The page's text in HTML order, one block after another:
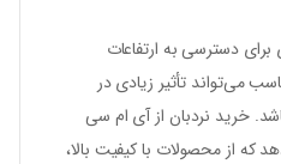
برای دسترسی به ارتفاعات
می‌تواند تأثیر زیادی در
خرید نردبان از آی ام سی
که از محصولات با کیفیت بالا،